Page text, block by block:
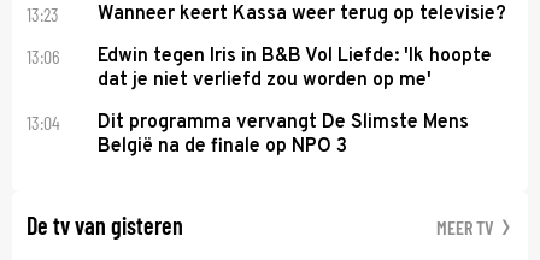
13:23 Wanneer keert Kassa weer terug op televisie?
13:06
Edwin tegen Iris in B&B Vol Liefde: 'Ik hoopte
dat je niet verliefd zou worden op me'
13:04
Dit programma vervangt De Slimste Mens
België na de finale op NPO 3
De tv van gisteren MEER TV